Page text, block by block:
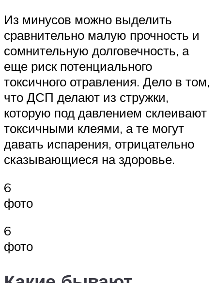
Из минусов можно выделить
сравнительно малую прочность и
сомнительную долговечность, а
еще риск потенциального
токсичного отравления. Дело в том,
что ДСП делают из стружки,
которую под давлением склеивают
токсичными клеями, а те могут
давать испарения, отрицательно
сказывающиеся на здоровье.
6
фото
6
фото